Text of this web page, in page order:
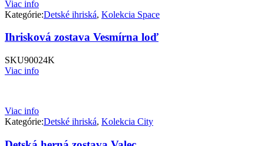
Viac info
Kategórie:Detské ihriská, Kolekcia Space
Ihrisková zostava Vesmírna loď
SKU90024K
Viac info
Viac info
Kategórie:Detské ihriská, Kolekcia City